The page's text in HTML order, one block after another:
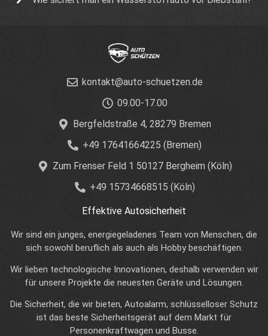
kontakt@auto-schuetzen.de
09.00-17.00
Bergfeldstraße 4, 28279 Bremen
+49 17641664225 (Bremen)
Zum Frenser Feld 1 50127 Bergheim (Köln)
+49 15734668515 (Köln)
Effektive Autosicherheit
Wir sind ein junges, energiegeladenes Team von Menschen, die
sich sowohl beruflich als auch als Hobby beschäftigen.
Wir lieben technologische Innovationen, deshalb verwenden wir
für unsere Projekte die neuesten Geräte und Lösungen.
Die Sicherheit, die wir bieten, Autoalarm, schlüsselloser Schutz
ist das beste Sicherheitsgerät auf dem Markt für
Personenkraftwagen und Busse.